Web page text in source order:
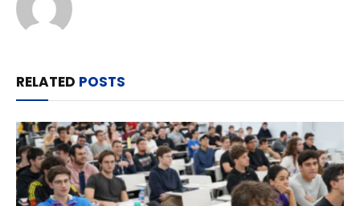
RELATED POSTS